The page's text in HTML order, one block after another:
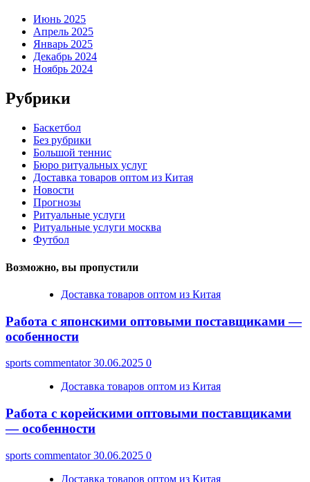
Июнь 2025
Апрель 2025
Январь 2025
Декабрь 2024
Ноябрь 2024
Рубрики
Баскетбол
Без рубрики
Большой теннис
Бюро ритуальных услуг
Доставка товаров оптом из Китая
Новости
Прогнозы
Ритуальные услуги
Ритуальные услуги москва
Футбол
Возможно, вы пропустили
Доставка товаров оптом из Китая
Работа с японскими оптовыми поставщиками —
особенности
sports commentator30.06.2025 0
Доставка товаров оптом из Китая
Работа с корейскими оптовыми поставщиками
— особенности
sports commentator30.06.2025 0
Доставка товаров оптом из Китая